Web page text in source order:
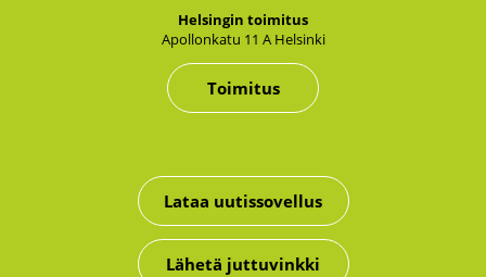
Hel­sin­gin toi­mi­tus
Apol­lon­ka­tu 11 A Hel­sin­ki
Toimitus
Lataa uutissovellus
Lähetä juttuvinkki